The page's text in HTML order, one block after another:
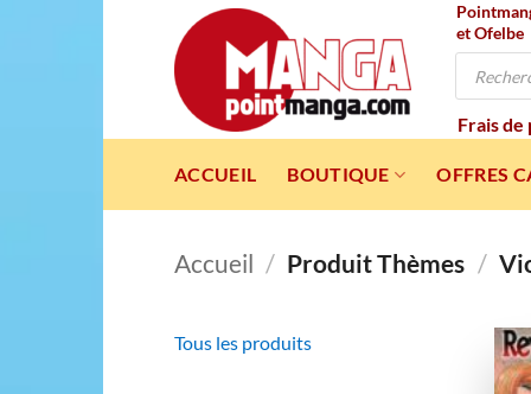
et Ofelbe
Recherche
Frais de
ACCUEIL BOUTIQUE OFFRES
Accueil / Produit Thèmes /
Tous les produits